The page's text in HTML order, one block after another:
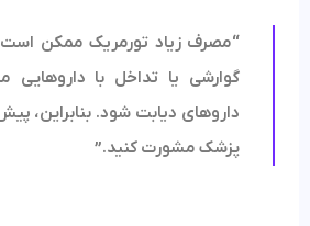
“مصرف زیاد تورمریک ممکن است
گوارشی یا تداخل با داروهایی
داروهای دیابت شود. بنابراین،
پزشک مشورت کنید.”